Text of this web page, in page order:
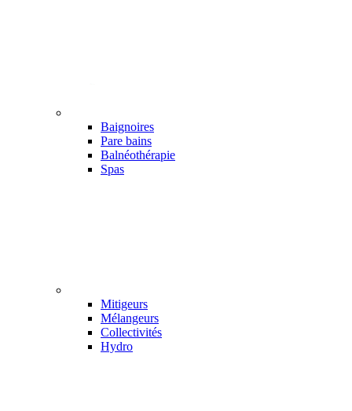
Baignoires
Pare bains
Balnéothérapie
Spas
Mitigeurs
Mélangeurs
Collectivités
Hydro